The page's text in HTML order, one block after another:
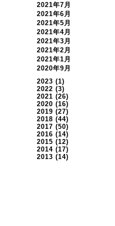
2021年7月
2021年6月
2021年5月
2021年4月
2021年3月
2021年2月
2021年1月
2020年9月
2023 (1)
2022 (3)
2021 (26)
2020 (16)
2019 (27)
2018 (44)
2017 (50)
2016 (14)
2015 (12)
2014 (17)
2013 (14)